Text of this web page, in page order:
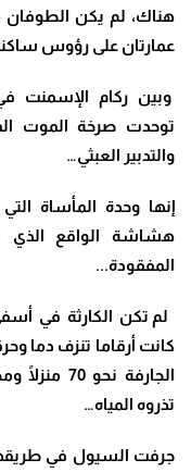
هناك، لم يكن الطوفان
عمارتان على رؤوس ساكنيها،
وبين ركام الإسمنت
توحدت صرخة الموت
والتدبير العبثي…
إنها وحدة المأساة
هشاشة الواقع الذي
المفقودة.
..
لم تكن الكارثة في
كانت أرقاما تنزف دما
الجارفة
تذروه المياه…